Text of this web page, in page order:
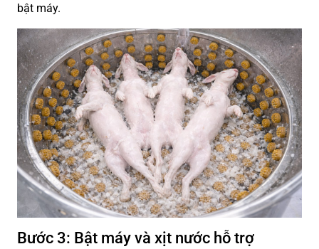
bật máy.
Bước 3: Bật máy và xịt nước hỗ trợ